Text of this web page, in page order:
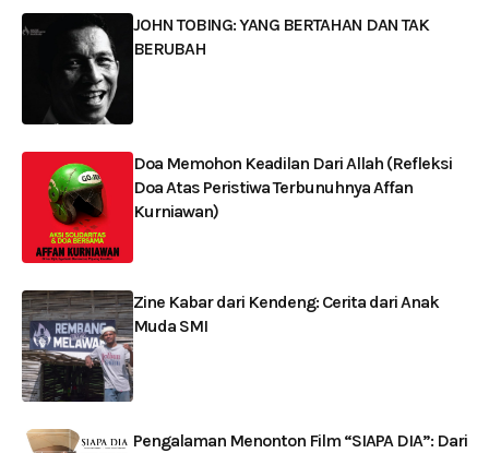
JOHN TOBING: YANG BERTAHAN DAN TAK
BERUBAH
Doa Memohon Keadilan Dari Allah (Refleksi
Doa Atas Peristiwa Terbunuhnya Affan
Kurniawan)
Zine Kabar dari Kendeng: Cerita dari Anak
Muda SMI
Pengalaman Menonton Film “SIAPA DIA”: Dari